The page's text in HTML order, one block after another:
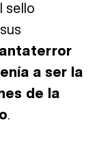
sello
a ser la
de la
.